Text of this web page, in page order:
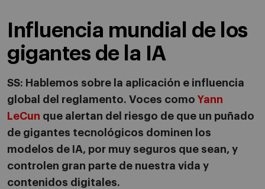
Influencia mundial de los
gigantes de la IA
SS: Hablemos sobre la aplicación e influencia
global del reglamento. Voces como Yann
LeCun que alertan del riesgo de que un puñado
de gigantes tecnológicos dominen los
modelos de IA, por muy seguros que sean, y
controlen gran parte de nuestra vida y
contenidos digitales.